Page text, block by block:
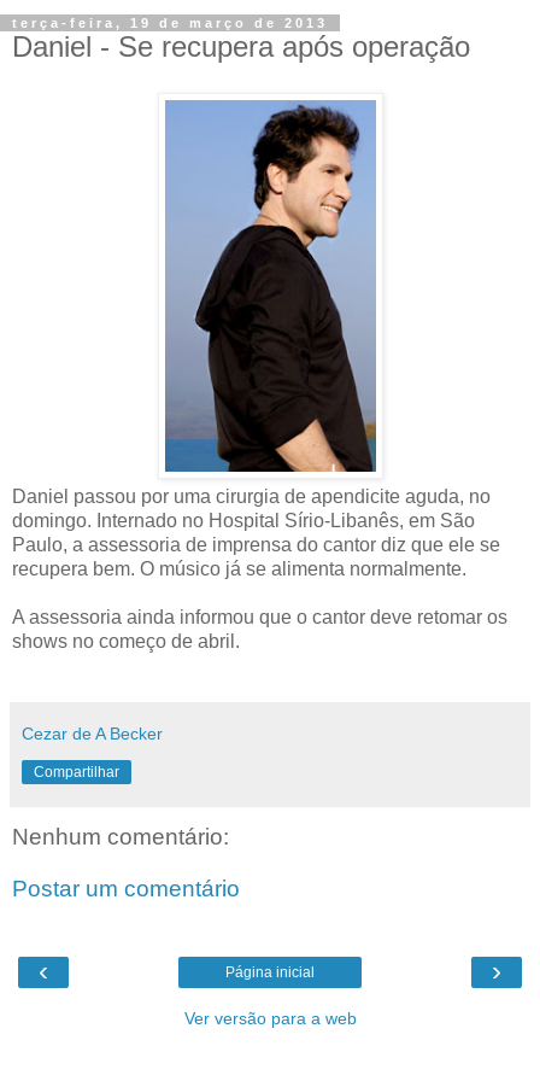
terça-feira, 19 de março de 2013
Daniel - Se recupera após operação
Daniel passou por uma cirurgia de apendicite aguda, no
domingo. Internado no Hospital Sírio-Libanês, em São
Paulo, a assessoria de imprensa do cantor diz que ele se
recupera bem. O músico já se alimenta normalmente.
A assessoria ainda informou que o cantor deve retomar os
shows no começo de abril.
Cezar de A Becker
Compartilhar
Nenhum comentário:
Postar um comentário
‹ ›
Página inicial
Ver versão para a web